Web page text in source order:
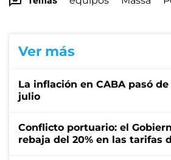
Ver más
La inflación en CABA pasó de
julio
Conflicto portuario: el
rebaja del 20% en las tarifas